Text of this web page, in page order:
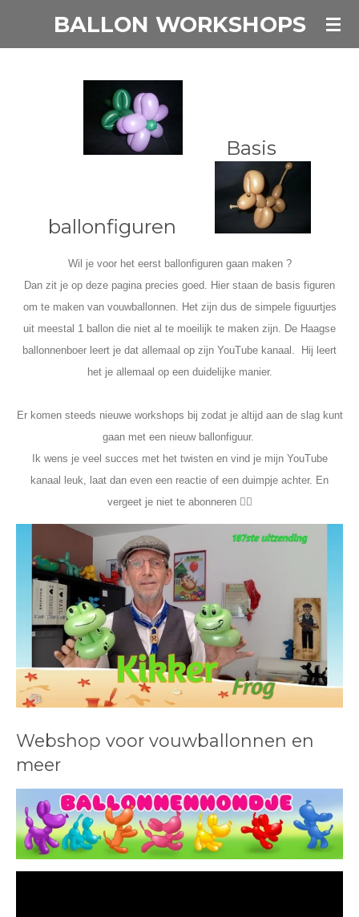
BALLON WORKSHOPS
Basis
ballonfiguren
Wil je voor het eerst ballonfiguren gaan maken ?
Dan zit je op deze pagina precies goed. Hier staan de basis figuren
om te maken van vouwballonnen. Het zijn dus de simpele figuurtjes
uit meestal 1 ballon die niet al te moeilijk te maken zijn. De Haagse
ballonnenboer leert je dat allemaal op zijn YouTube kanaal. Hij leert
het je allemaal op een duidelijke manier.
Er komen steeds nieuwe workshops bij zodat je altijd aan de slag kunt
gaan met een nieuw ballonfiguur.
Ik wens je veel succes met het twisten en vind je mijn YouTube
kanaal leuk, laat dan even een reactie of een duimpje achter. En
vergeet je niet te abonneren 👍🏼
Webshop voor vouwballonnen en
meer